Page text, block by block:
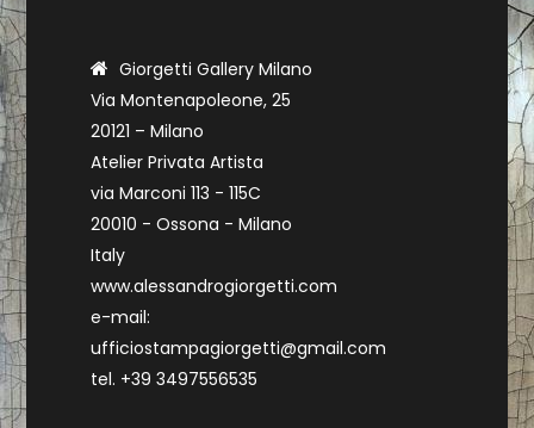
Giorgetti Gallery Milano
Via Montenapoleone, 25
20121 – Milano
Atelier Privata Artista
via Marconi 113 - 115C
20010 - Ossona - Milano
Italy
www.alessandrogiorgetti.com
e-mail:
ufficiostampagiorgetti@gmail.com
tel. +39 3497556535